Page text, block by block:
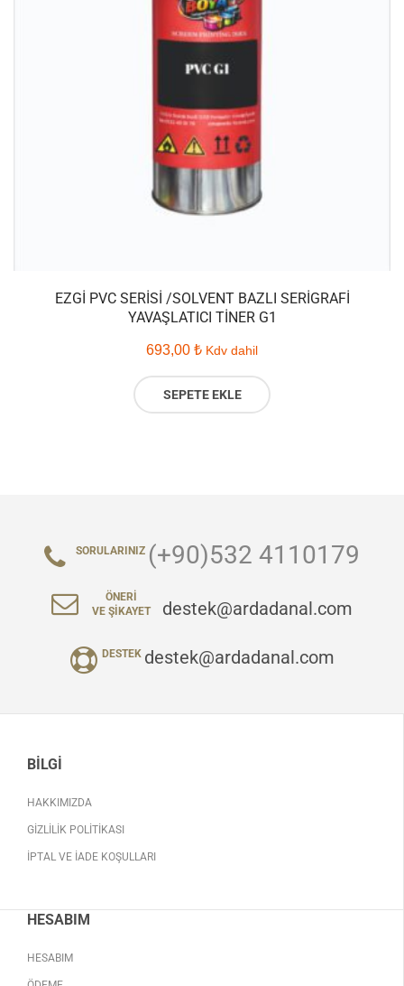
EZGI PVC SERISI /SOLVENT BAZLI SERIGRAFI
YAVAŞLATICI TINER G1
693,00 ₺ Kdv dahil
SEPETE EKLE
SORULARINIZ (+90)532 4110179
ÖNERI
VE ŞIKAYET
destek@ardadanal.com
DESTEK destek@ardadanal.com
BILGI
HAKKIMIZDA
GIZLILIK POLITIKASI
İPTAL VE İADE KOŞULLARI
HESABIM
HESABIM